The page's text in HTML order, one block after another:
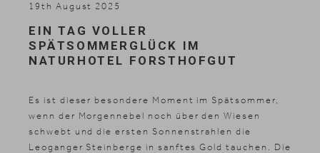
19th August 2025
EIN TAG VOLLER
SPÄTSOMMERGLÜCK IM
NATURHOTEL FORSTHOFGUT
Es ist dieser besondere Moment im Spätsommer,
wenn der Morgennebel noch über den Wiesen
schwebt und die ersten Sonnenstrahlen die
Leoganger Steinberge in sanftes Gold tauchen. Die